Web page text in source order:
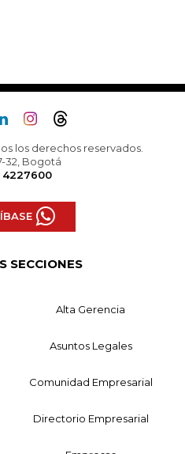
los derechos reservados.
32, Bogotá
4227600
SECCIONES
Alta Gerencia
Asuntos Legales
Comunidad Empresarial
Directorio Empresarial